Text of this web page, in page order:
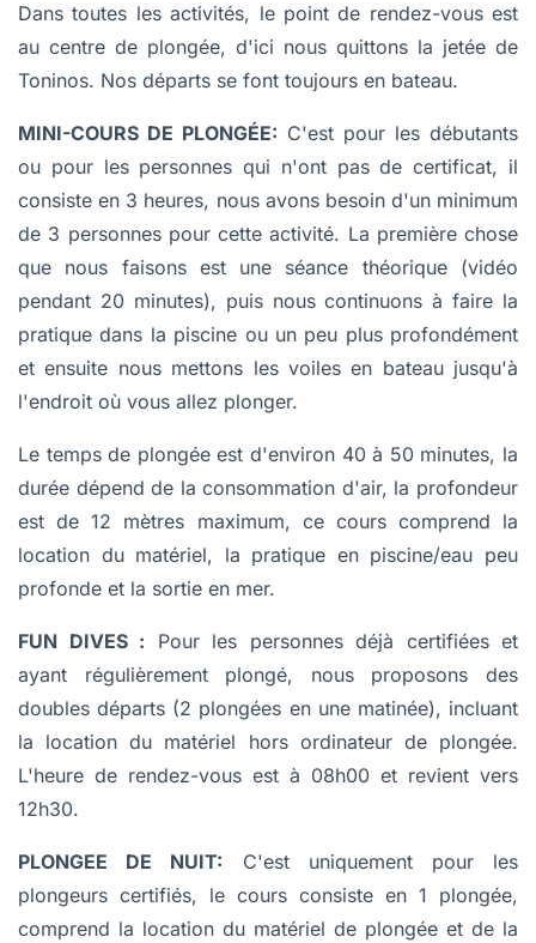
Dans toutes les activités, le point de rendez-vous est
au centre de plongée, d'ici nous quittons la jetée de
Toninos. Nos départs se font toujours en bateau.
MINI-COURS DE PLONGÉE: C'est pour les débutants
ou pour les personnes qui n'ont pas de certificat, il
consiste en 3 heures, nous avons besoin d'un minimum
de 3 personnes pour cette activité. La première chose
que nous faisons est une séance théorique (vidéo
pendant 20 minutes), puis nous continuons à faire la
pratique dans la piscine ou un peu plus profondément
et ensuite nous mettons les voiles en bateau jusqu'à
l'endroit où vous allez plonger.
Le temps de plongée est d'environ 40 à 50 minutes, la
durée dépend de la consommation d'air, la profondeur
est de 12 mètres maximum, ce cours comprend la
location du matériel, la pratique en piscine/eau peu
profonde et la sortie en mer.
FUN DIVES : Pour les personnes déjà certifiées et
ayant régulièrement plongé, nous proposons des
doubles départs (2 plongées en une matinée), incluant
la location du matériel hors ordinateur de plongée.
L'heure de rendez-vous est à 08h00 et revient vers
12h30.
PLONGEE DE NUIT: C'est uniquement pour les
plongeurs certifiés, le cours consiste en 1 plongée,
comprend la location du matériel de plongée et de la